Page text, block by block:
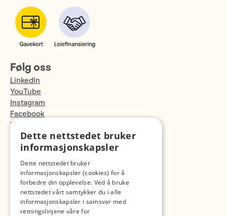
Følg oss
LinkedIn
YouTube
Instagram
Facebook
TikTok
Fotopodden
Dette nettstedet bruker
informasjonskapsler
Dette nettstedet bruker
informasjonskapsler (cookies) for å
forbedre din opplevelse. Ved å bruke
nettstedet vårt samtykker du i alle
informasjonskapsler i samsvar med
retningslinjene våre for